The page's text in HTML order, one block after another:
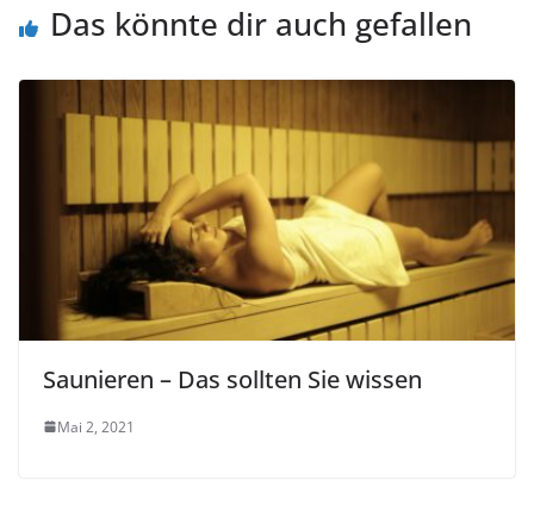
Das könnte dir auch gefallen
Saunieren – Das sollten Sie wissen
Mai 2, 2021